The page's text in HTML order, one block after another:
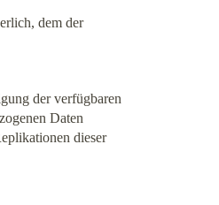
dem der
der verfügbaren
Daten
dieser